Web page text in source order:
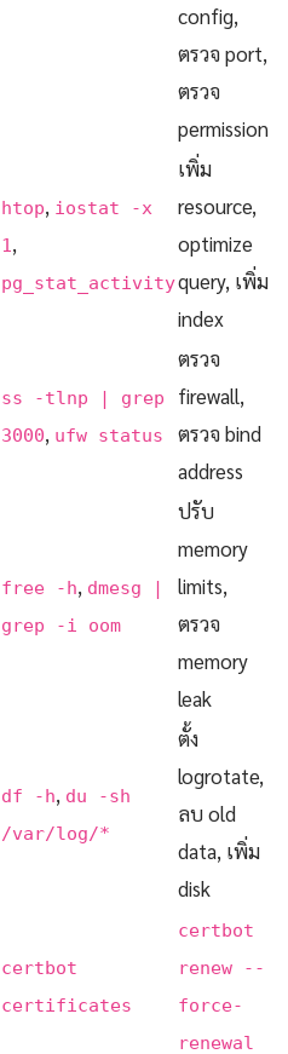
config,
ตรวจ port,
ตรวจ
permission
htop, iostat -x
1 ,
pg_stat_activity
เพิ่ม
resource,
optimize
query, เพิ่ม
index
ss -tlnp | grep
3000, ufw status
ตรวจ
firewall,
ตรวจ bind
address
free -h, dmesg |
grep -i oom
ปรับ
memory
limits,
ตรวจ
memory
leak
df -h, du -sh
/var/log/*
ตั้ง
logrotate,
ลบ old
data, เพิ่ม
disk
certbot
certificates
certbot
renew --
force-
renewal